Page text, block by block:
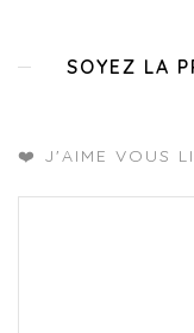
SOYEZ LA
❤️ J'AIME VOUS